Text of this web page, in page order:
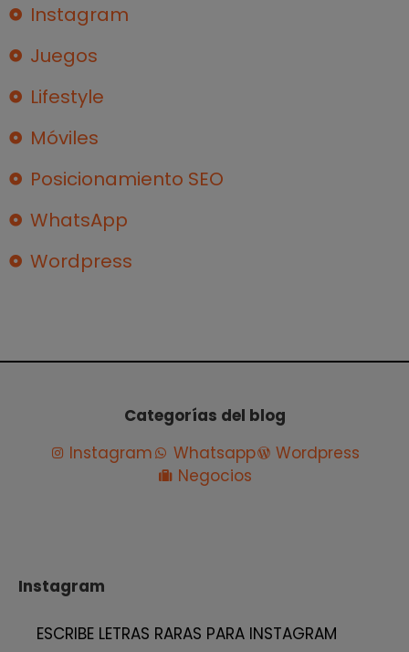
Instagram
Juegos
Lifestyle
Móviles
Posicionamiento SEO
WhatsApp
Wordpress
Categorías del blog
Instagram
Whatsapp
Wordpress
Negocios
Instagram
ESCRIBE LETRAS RARAS PARA INSTAGRAM